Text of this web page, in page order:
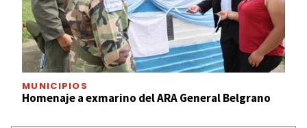
MUNICIPIOS
Homenaje a exmarino del ARA General Belgrano